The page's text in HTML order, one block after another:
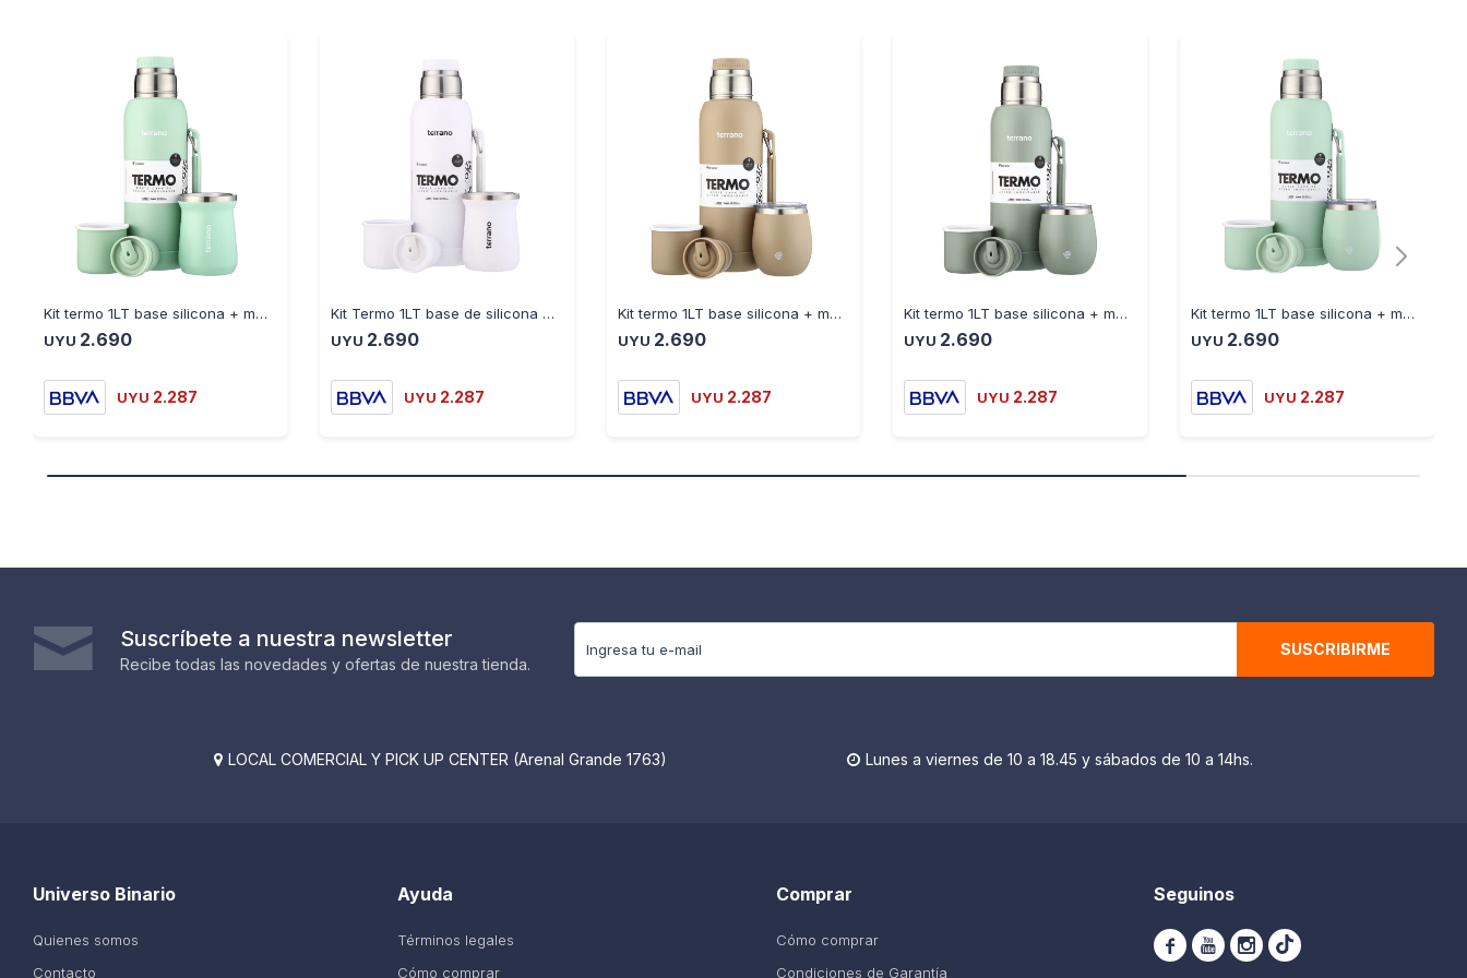
Kit termo 1LT base silicona + mate tradicional Verde agua
UYU 2.690
UYU 2.287
Kit Termo 1LT base de silicona + Mate Tradicional blanco
UYU 2.690
UYU 2.287
Kit termo 1LT base silicona + mate con tapa arena
UYU 2.690
UYU 2.287
Kit termo 1LT base silicona + mate con tapa oliva
UYU 2.690
UYU 2.287
Kit termo 1LT base silicona + mate con tapa verde agua
UYU 2.690
UYU 2.287
Suscríbete a nuestra newsletter
Recibe todas las novedades y ofertas de nuestra tienda.
SUSCRIBIRME
 LOCAL COMERCIAL Y PICK UP CENTER (Arenal Grande 1763)  Lunes a viernes de 10 a 18.45 y sábados de 10 a 14hs.
Ayuda
Términos legales
Cómo comprar
Universo Binario
Quienes somos
Contacto
Comprar
Cómo comprar
Condiciones de Garantía
Seguinos
  